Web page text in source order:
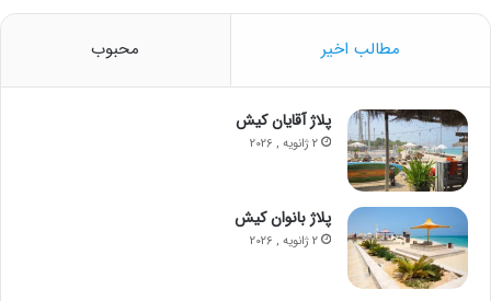
مطالب اخیر محبوب
پلاژ آقایان کیش
2 ژانویه , 2026
پلاژ بانوان کیش
2 ژانویه , 2026